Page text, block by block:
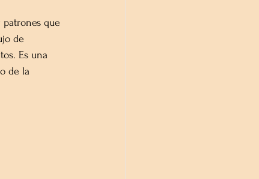
que
de
Es una
de la